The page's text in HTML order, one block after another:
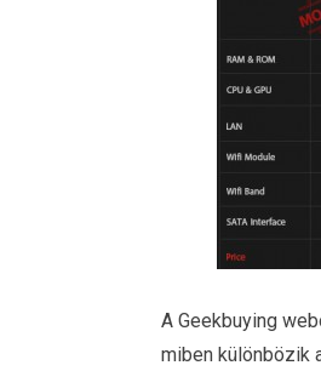
A Geekbuying
miben különbözik